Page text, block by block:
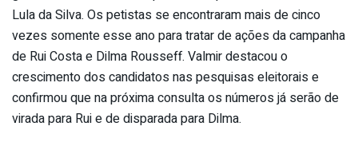
Lula da Silva. Os petistas se encontraram mais de cinco
vezes somente esse ano para tratar de ações da campanha
de Rui Costa e Dilma Rousseff. Valmir destacou o
crescimento dos candidatos nas pesquisas eleitorais e
confirmou que na próxima consulta os números já serão de
virada para Rui e de disparada para Dilma.